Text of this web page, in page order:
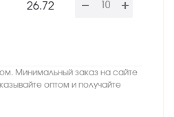
26.72
Минимальный заказ на сайте
оптом и получайте